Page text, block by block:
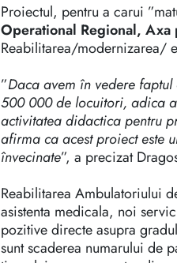
Proiectul, pentru a carui
Operational Regional,
Reabilitarea/modernizarea/
”Daca avem în vedere
500 000 de locuitori, adica
activitatea didactica pentru
afirma ca acest proiect este
învecinate”, a precizat
Reabilitarea Ambulatoriului
asistenta medicala, noi
pozitive directe asupra
sunt scaderea numarului de